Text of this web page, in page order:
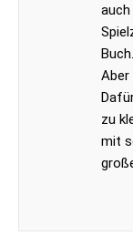
Aber
zu
mit